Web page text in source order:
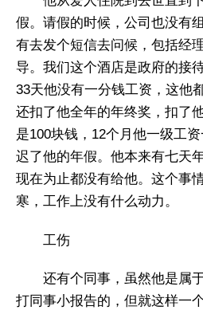
假。请假的时候，公司也没有
有去发个短信去问候，包括经
导。我们这个酒店是政府的接
33天他没有一分钱工资，这他
还扣了他全年的年终奖，扣了
是100块钱，12个月他一级工
迟了他的年假。他本来有七天
现在为止都没有给他。这个事
寒，工作上没有什么动力。
工伤
还有个同事，虽然他是属
打同事小报告的，但就这样一